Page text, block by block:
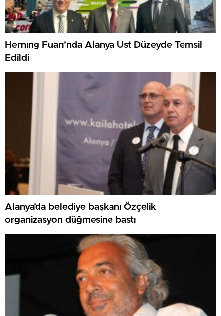
Hernıng Fuarı’nda Alanya Üst Düzeyde Temsil
Edildi
Alanya’da belediye başkanı Özçelik
organizasyon düğmesine bastı